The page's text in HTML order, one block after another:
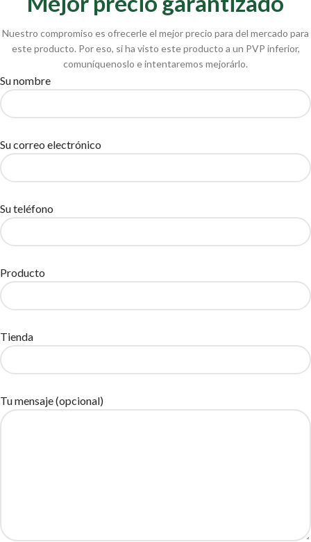
Nuestro compromiso es ofrecerle el mejor precio para del mercado para
este producto. Por eso, si ha visto este producto a un PVP inferior,
comuníquenoslo e intentaremos mejorárlo.
Su nombre
Su correo electrónico
Su teléfono
Producto
Tienda
Tu mensaje (opcional)